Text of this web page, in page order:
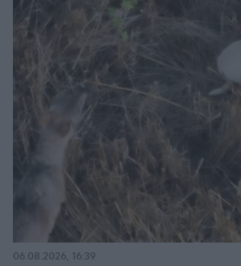
06.08.2026, 16:39